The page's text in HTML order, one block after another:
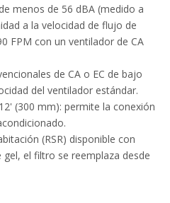
menos de 56 dBA (medido a
a la velocidad de flujo de
FPM con un ventilador de CA
de CA o EC de bajo
del ventilador estándar.
(300 mm): permite la conexión
(RSR) disponible con
el filtro se reemplaza desde